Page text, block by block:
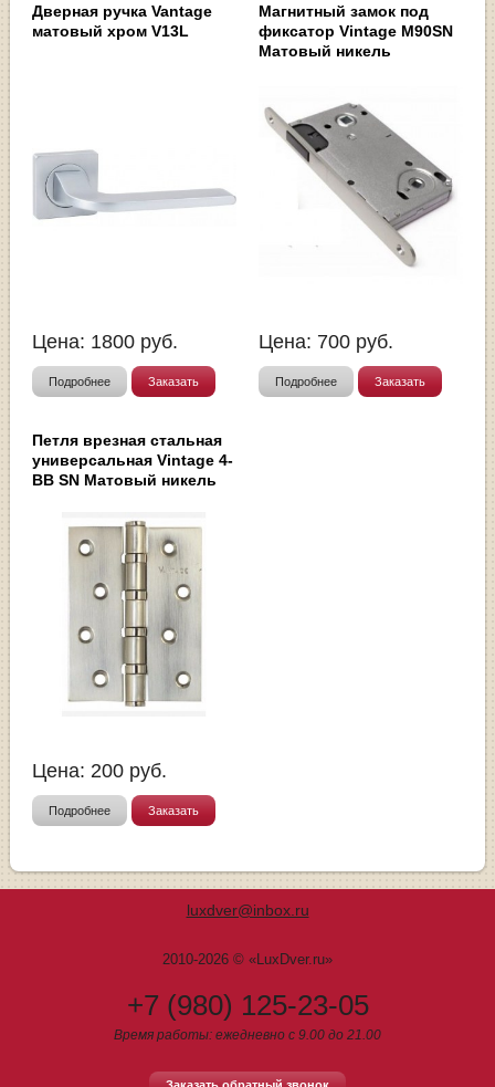
Дверная ручка Vantage
матовый хром V13L
Цена: 1800 руб.
Подробнее Заказать
Магнитный замок под
фиксатор Vintage M90SN
Матовый никель
Цена: 700 руб.
Подробнее Заказать
Петля врезная стальная
универсальная Vintage 4-
BB SN Матовый никель
Цена: 200 руб.
Подробнее Заказать
luxdver@inbox.ru
2010-2026 © «LuxDver.ru»
+7 (980) 125-23-05
Время работы: ежедневно с 9.00 до 21.00